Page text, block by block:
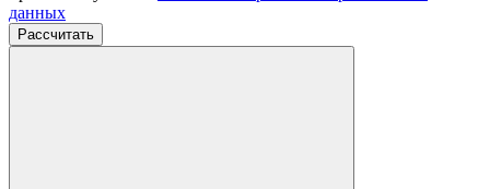
данных
Рассчитать